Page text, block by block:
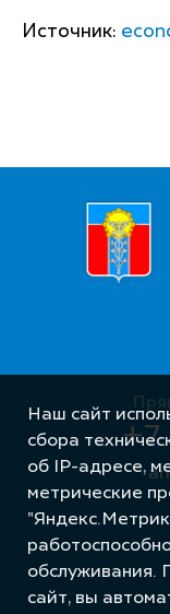
Источник:
+7
Наш сайт
сбора
об IP-адресе,
метрические
обслуживания.
сайт, вы